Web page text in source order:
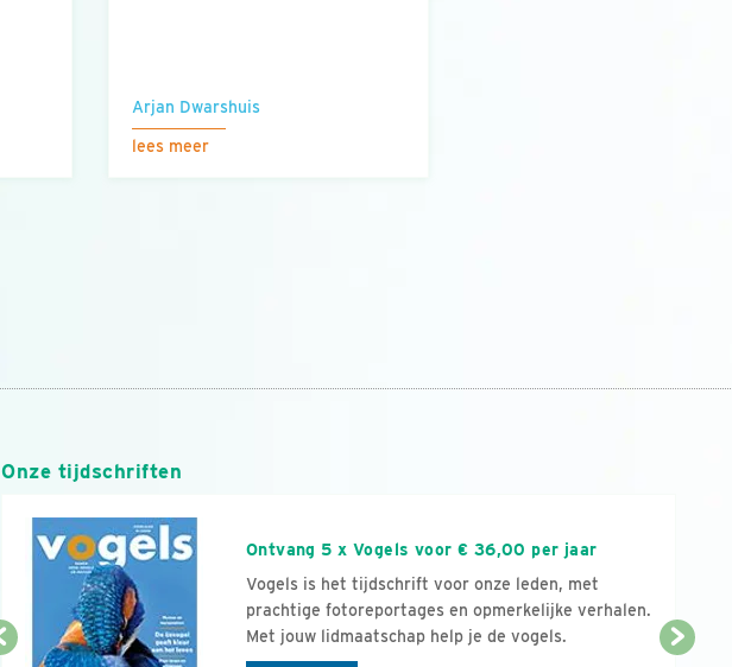
Arjan Dwarshuis
lees meer
Onze tijdschriften
Ontvang 5 x Vogels voor € 36,00 per jaar
Vogels is het tijdschrift voor onze leden, met
prachtige fotoreportages en opmerkelijke verhalen.
Met jouw lidmaatschap help je de vogels.